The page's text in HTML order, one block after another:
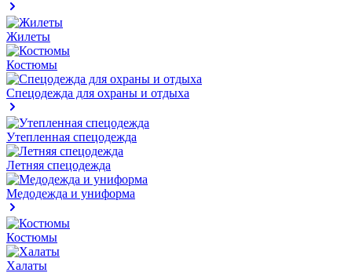
Жилеты
Костюмы
Спецодежда для охраны и отдыха
Утепленная спецодежда
Летняя спецодежда
Медодежда и униформа
Костюмы
Халаты